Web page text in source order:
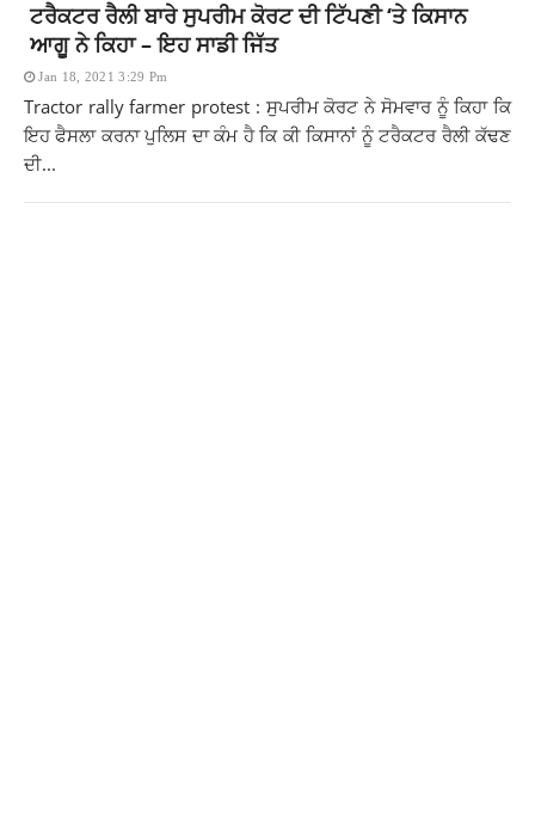
ਟਰੈਕਟਰ ਰੈਲੀ ਬਾਰੇ ਸੁਪਰੀਮ ਕੋਰਟ ਦੀ ਟਿੱਪਣੀ ‘ਤੇ ਕਿਸਾਨ
ਆਗੂ ਨੇ ਕਿਹਾ – ਇਹ ਸਾਡੀ ਜਿੱਤ
Jan 18, 2021 3:29 Pm
Tractor rally farmer protest : ਸੁਪਰੀਮ ਕੋਰਟ ਨੇ ਸੋਮਵਾਰ ਨੂੰ ਕਿਹਾ ਕਿ
ਇਹ ਫੈਸਲਾ ਕਰਨਾ ਪੁਲਿਸ ਦਾ ਕੰਮ ਹੈ ਕਿ ਕੀ ਕਿਸਾਨਾਂ ਨੂੰ ਟਰੈਕਟਰ ਰੈਲੀ ਕੱਢਣ
ਦੀ...